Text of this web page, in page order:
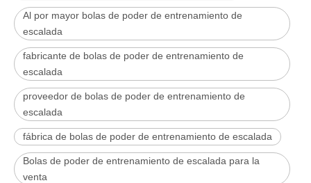
Al por mayor bolas de poder de entrenamiento de
escalada
fabricante de bolas de poder de entrenamiento de
escalada
proveedor de bolas de poder de entrenamiento de
escalada
fábrica de bolas de poder de entrenamiento de escalada
Bolas de poder de entrenamiento de escalada para la
venta